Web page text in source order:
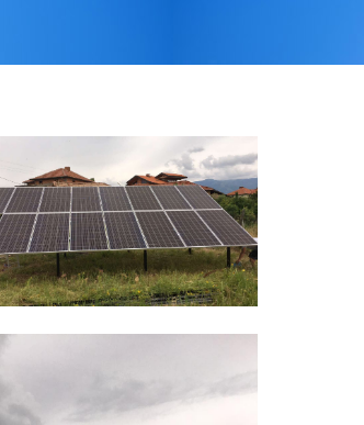
Фирма за изграждане на
фотоволтаици